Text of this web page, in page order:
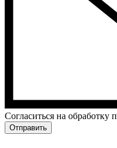
Cогласиться на
Отправить